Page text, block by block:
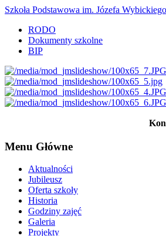
Szkoła Podstawowa im. Józefa
RODO
Dokumenty szkolne
BIP
Menu Główne
Aktualności
Jubileusz
Oferta szkoły
Historia
Godziny zajęć
Galeria
Projekty